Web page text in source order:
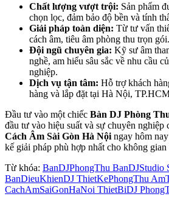
Chất lượng vượt trội: Sản phẩm
chọn lọc, đảm bảo độ bền và tính
Giải pháp toàn diện: Từ tư vấn
cách âm, tiêu âm phòng thu trọn gói.
Đội ngũ chuyên gia: Kỹ sư âm
nghề, am hiểu sâu sắc về nhu cầu
nghiệp.
Dịch vụ tận tâm: Hỗ trợ khách
hàng và lắp đặt tại Hà Nội,
Đầu tư vào một chiếc Bàn DJ Phòng
đầu tư vào hiệu suất và sự chuyên nghiệp
Cách Âm Sài Gòn Hà Nội ngay hôm
kế giải pháp phù hợp nhất cho không gian
Từ khóa: BanDJPhongThu BanDJStudio
BanDieuKhienDJ ThietKePhongThu
CachAmSaiGonHaNoi ThietBiDJ